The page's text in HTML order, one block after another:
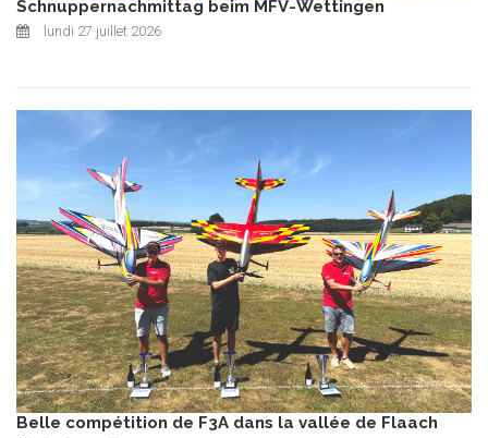
Schnuppernachmittag beim MFV-Wettingen
lundi 27 juillet 2026
Belle compétition de F3A dans la vallée de Flaach